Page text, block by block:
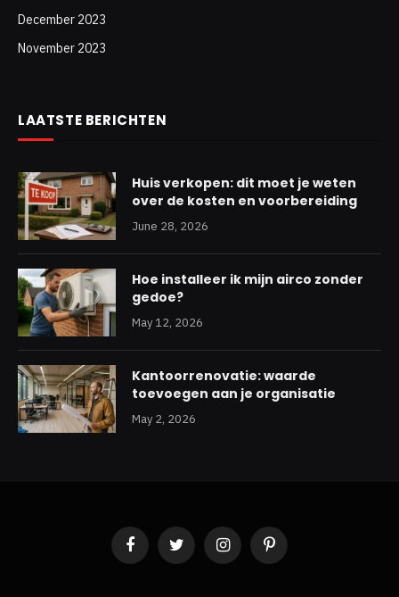
December 2023
November 2023
LAATSTE BERICHTEN
Huis verkopen: dit moet je weten
over de kosten en voorbereiding
June 28, 2026
Hoe installeer ik mijn airco zonder
gedoe?
May 12, 2026
Kantoorrenovatie: waarde
toevoegen aan je organisatie
May 2, 2026
FacebookTwitter InstagramPinterest